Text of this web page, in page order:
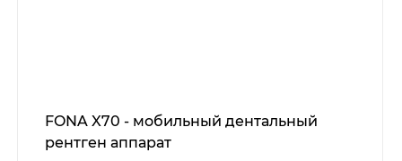
FONA X70 - мобильный дентальный
рентген аппарат